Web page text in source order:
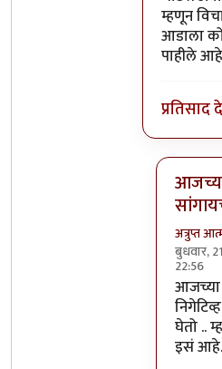
म्हणून
आडाला
पाहीले
प्रतिसाद
अत्रुप्त
बुधवार,
22:56
In
आजच्या
घेतो ..
इसं आहे.